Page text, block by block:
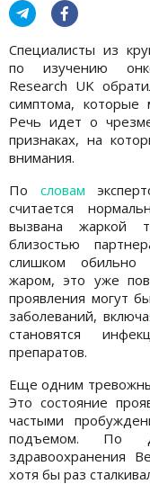
Специалисты из
по изучению
Research UK
симптома, которые
Речь идет о
признаках, на
внимания.
По словам
считается
вызвана жаркой
близостью
слишком обильно
жаром, это уже
проявления могут
заболеваний,
становятся
препаратов.
Еще одним
Это состояние
частыми
подъемом. По
здравоохранения
хотя бы раз